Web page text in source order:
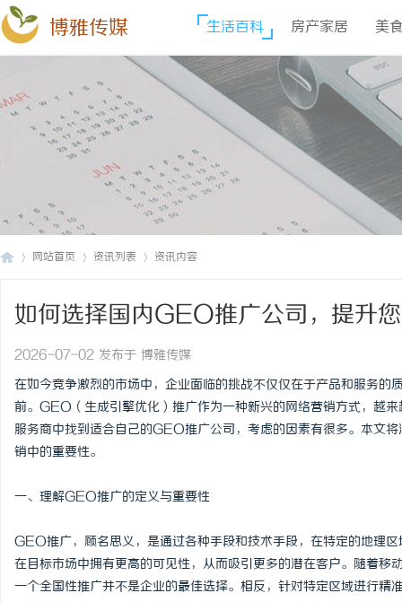
博雅传媒 生活百科 房产家居 美
网站首页 资讯列表 资讯内容
如何选择国内GEO推广公司，提升
2026-07-02 发布于 博雅传媒
在如今竞争激烈的市场中，企业面临的挑战不仅仅在于产品和服务
前。GEO（生成引擎优化）推广作为一种新兴的网络营销方式，越
服务商中找到适合自己的GEO推广公司，考虑的因素有很多。本文
销中的重要性。
一、理解GEO推广的定义与重要性
GEO推广，顾名思义，是通过各种手段和技术手段，在特定的地理
在目标市场中拥有更高的可见性，从而吸引更多的潜在客户。随着
一个全国性推广并不是企业的最佳选择。相反，针对特定区域进行精